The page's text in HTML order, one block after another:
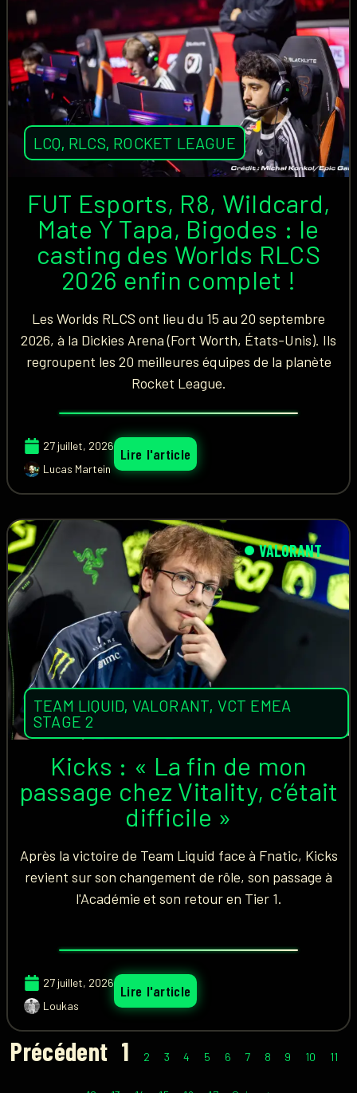
LCQ, RLCS, ROCKET LEAGUE
FUT Esports, R8, Wildcard,
Mate Y Tapa, Bigodes : le
casting des Worlds RLCS
2026 enfin complet !
Les Worlds RLCS ont lieu du 15 au 20 septembre
2026, à la Dickies Arena (Fort Worth, États-Unis). Ils
regroupent les 20 meilleures équipes de la planète
Rocket League.
27 juillet, 2026
Lucas Martein
Lire l'article
VALORANT
TEAM LIQUID, VALORANT, VCT EMEA
STAGE 2
Kicks : « La fin de mon
passage chez Vitality, c’était
difficile »
Après la victoire de Team Liquid face à Fnatic, Kicks
revient sur son changement de rôle, son passage à
l'Académie et son retour en Tier 1.
27 juillet, 2026
Loukas
Lire l'article
Précédent 1 2 3 4 5 6 7 8 9 10 11